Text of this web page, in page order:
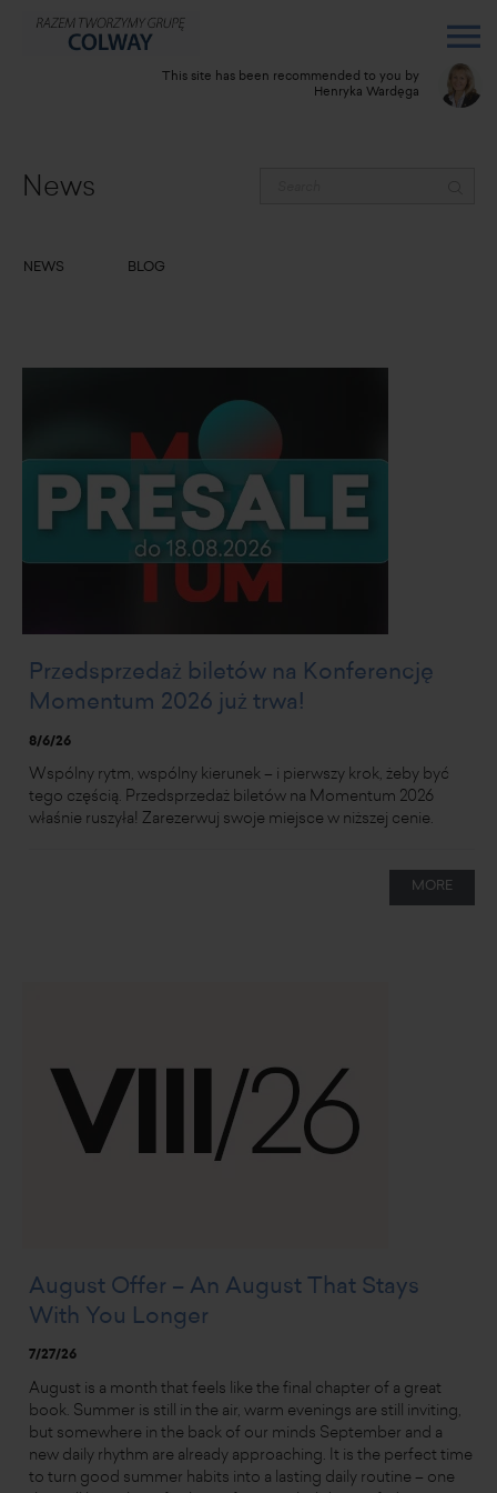
This site has been recommended to you by
Henryka Wardęga
News
NEWS BLOG
Przedsprzedaż biletów na Konferencję
Momentum 2026 już trwa!
8/6/26
Wspólny rytm, wspólny kierunek – i pierwszy krok, żeby być
tego częścią. Przedsprzedaż biletów na Momentum 2026
właśnie ruszyła! Zarezerwuj swoje miejsce w niższej cenie.
MORE
August Offer – An August That Stays
With You Longer
7/27/26
August is a month that feels like the final chapter of a great
book. Summer is still in the air, warm evenings are still inviting,
but somewhere in the back of our minds September and a
new daily rhythm are already approaching. It is the perfect time
to turn good summer habits into a lasting daily routine – one